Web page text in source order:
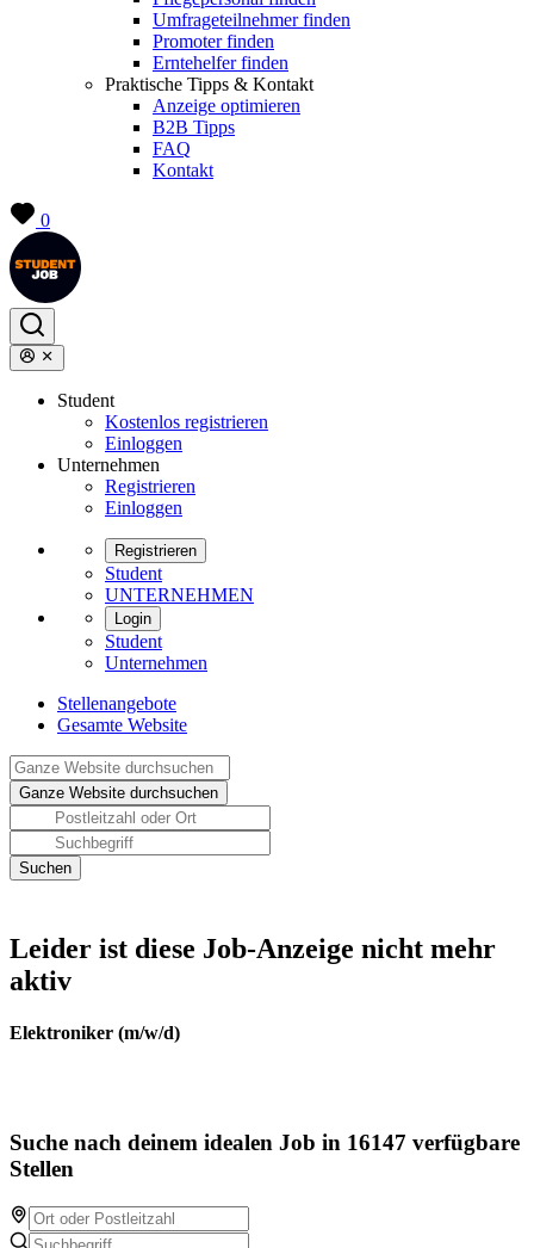
Umfrageteilnehmer finden
Promoter finden
Erntehelfer finden
Praktische Tipps & Kontakt
Anzeige optimieren
B2B Tipps
FAQ
Kontakt
0
Student
Kostenlos registrieren
Einloggen
Unternehmen
Registrieren
Einloggen
Registrieren
Student
UNTERNEHMEN
Login
Student
Unternehmen
Stellenangebote
Gesamte Website
Leider ist diese Job-Anzeige nicht mehr
aktiv
Elektroniker (m/w/d)
Suche nach deinem idealen Job in 16147 verfügbare
Stellen